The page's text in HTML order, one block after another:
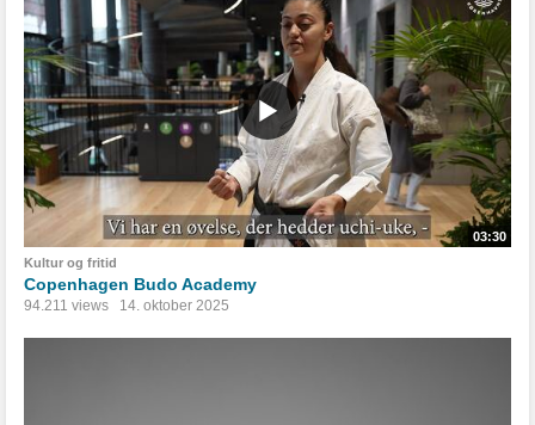
03:30
Kultur og fritid
Copenhagen Budo Academy
94.211 views 14. oktober 2025